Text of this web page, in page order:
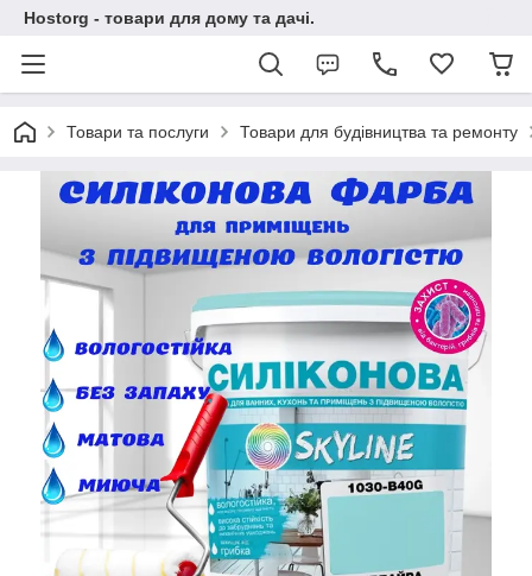
Hostorg - товари для дому та дачі.
Товари та послуги Товари для будівництва та ремонту